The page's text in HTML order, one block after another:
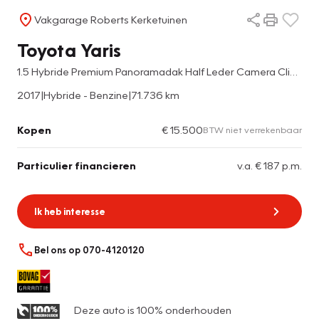
Vakgarage Roberts Kerketuinen
Toyota Yaris
2017|Hybride - Benzine|71.736 km
Kopen € 15.500BTW niet verrekenbaar
Particulier financieren v.a. € 187 p.m.
Ik heb interesse
Bel ons op 070-4120120
Deze auto is 100% onderhouden